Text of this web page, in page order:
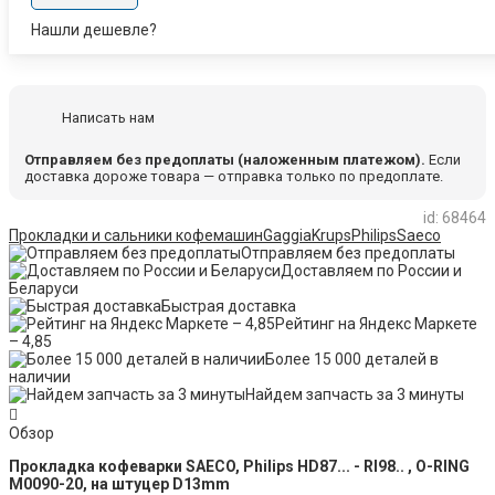
Нашли дешевле?
Написать нам
Отправляем без предоплаты (наложенным платежом). Если
доставка дороже товара — отправка только по предоплате.
id: 68464
Прокладки и сальники кофемашинGaggiaKrupsPhilipsSaeco
Отправляем без предоплаты
Доставляем по России и
Беларуси
Быстрая доставка
Рейтинг на Яндекс Маркете
– 4,85
Более 15 000 деталей в
наличии
Найдем запчасть за 3 минуты
Обзор
Прокладка кофеварки SAECO, Philips HD87... - RI98.. , O-RING
M0090-20, на штуцер D13mm